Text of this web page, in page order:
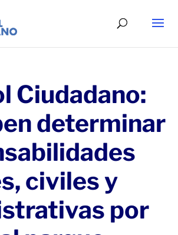
Ciudadano:
determinar
civiles y
por